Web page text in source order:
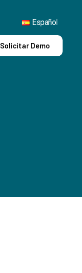
Español
Solicitar Demo